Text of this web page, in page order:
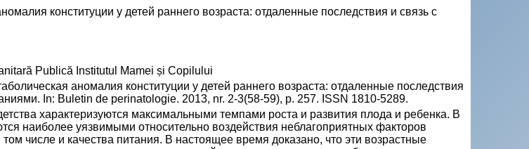
конституции у детей раннего возраста: отдаленные последствия и связь с
Publică Institutul Mamei și Copilului
аномалия конституции у детей раннего возраста: отдаленные последствия
In: Buletin de perinatologie. 2013, nr. 2-3(58-59), p. 257. ISSN 1810-5289.
характеризуются максимальными темпами роста и развития плода и ребенка. В
наиболее уязвимыми относительно воздействия неблагоприятных факторов
числе и качества питания. В настоящее время доказано, что эти возрастные